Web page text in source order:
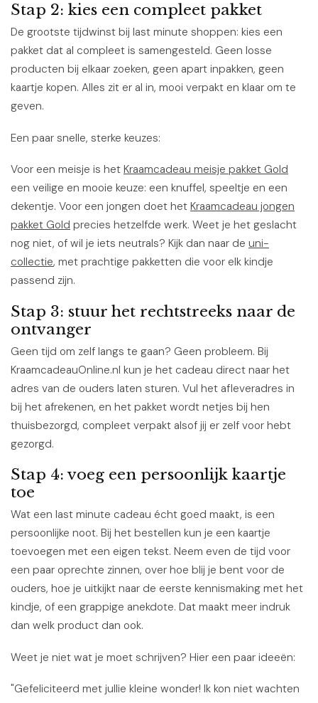
Stap 2: kies een compleet pakket
De grootste tijdwinst bij last minute shoppen: kies een
pakket dat al compleet is samengesteld. Geen losse
producten bij elkaar zoeken, geen apart inpakken, geen
kaartje kopen. Alles zit er al in, mooi verpakt en klaar om te
geven.
Een paar snelle, sterke keuzes:
Voor een meisje is het Kraamcadeau meisje pakket Gold
een veilige en mooie keuze: een knuffel, speeltje en een
dekentje. Voor een jongen doet het Kraamcadeau jongen
pakket Gold precies hetzelfde werk. Weet je het geslacht
nog niet, of wil je iets neutrals? Kijk dan naar de uni-
collectie, met prachtige pakketten die voor elk kindje
passend zijn.
Stap 3: stuur het rechtstreeks naar de
ontvanger
Geen tijd om zelf langs te gaan? Geen probleem. Bij
KraamcadeauOnline.nl kun je het cadeau direct naar het
adres van de ouders laten sturen. Vul het afleveradres in
bij het afrekenen, en het pakket wordt netjes bij hen
thuisbezorgd, compleet verpakt alsof jij er zelf voor hebt
gezorgd.
Stap 4: voeg een persoonlijk kaartje
toe
Wat een last minute cadeau écht goed maakt, is een
persoonlijke noot. Bij het bestellen kun je een kaartje
toevoegen met een eigen tekst. Neem even de tijd voor
een paar oprechte zinnen, over hoe blij je bent voor de
ouders, hoe je uitkijkt naar de eerste kennismaking met het
kindje, of een grappige anekdote. Dat maakt meer indruk
dan welk product dan ook.
Weet je niet wat je moet schrijven? Hier een paar ideeën:
"Gefeliciteerd met jullie kleine wonder! Ik kon niet wachten